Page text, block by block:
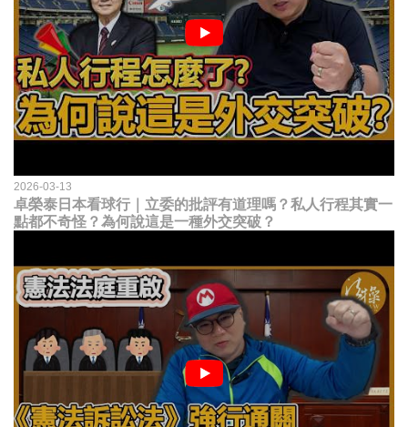
2026-03-13
卓榮泰日本看球行｜立委的批評有道理嗎？私人行程其實一
點都不奇怪？為何說這是一種外交突破？